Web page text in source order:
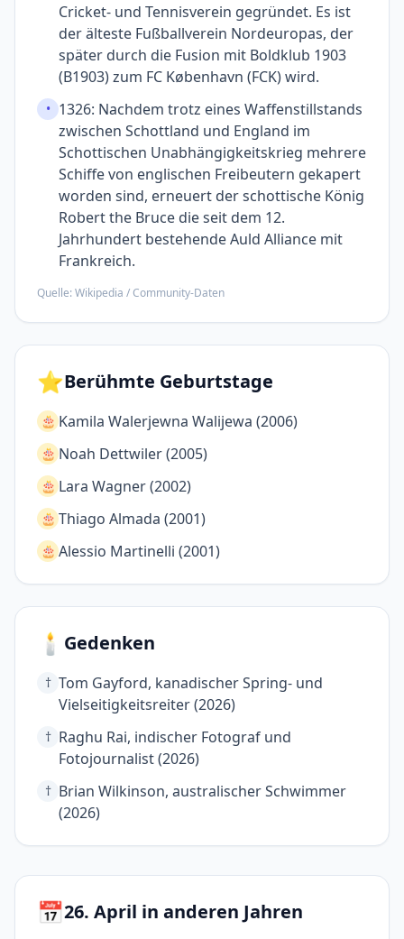
Cricket- und Tennisverein gegründet. Es ist
der älteste Fußballverein Nordeuropas, der
später durch die Fusion mit Boldklub 1903
(B1903) zum FC København (FCK) wird.
• 1326: Nachdem trotz eines Waffenstillstands
zwischen Schottland und England im
Schottischen Unabhängigkeitskrieg mehrere
Schiffe von englischen Freibeutern gekapert
worden sind, erneuert der schottische König
Robert the Bruce die seit dem 12.
Jahrhundert bestehende Auld Alliance mit
Frankreich.
Quelle: Wikipedia / Community-Daten
⭐Berühmte Geburtstage
🎂 Kamila Walerjewna Walijewa (2006)
🎂 Noah Dettwiler (2005)
🎂 Lara Wagner (2002)
🎂 Thiago Almada (2001)
🎂 Alessio Martinelli (2001)
🕯️ Gedenken
† Tom Gayford, kanadischer Spring- und
Vielseitigkeitsreiter (2026)
† Raghu Rai, indischer Fotograf und
Fotojournalist (2026)
† Brian Wilkinson, australischer Schwimmer
(2026)
📅26. April in anderen Jahren